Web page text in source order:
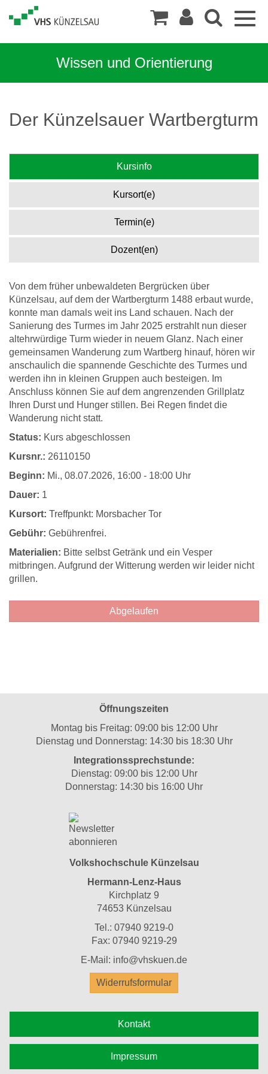
Wissen und Orientierung
Der Künzelsauer Wartbergturm
Kursinfo
Kursort(e)
Termin(e)
Dozent(en)
Von dem früher unbewaldeten Bergrücken über
Künzelsau, auf dem der Wartbergturm 1488 erbaut wurde,
konnte man damals weit ins Land schauen. Nach der
Sanierung des Turmes im Jahr 2025 erstrahlt nun dieser
altehrwürdige Turm wieder in neuem Glanz. Nach einer
gemeinsamen Wanderung zum Wartberg hinauf, hören wir
anschaulich die spannende Geschichte des Turmes und
werden ihn in kleinen Gruppen auch besteigen. Im
Anschluss können Sie auf dem angrenzenden Grillplatz
Ihren Durst und Hunger stillen. Bei Regen findet die
Wanderung nicht statt.
Status: Kurs abgeschlossen
Kursnr.: 26110150
Beginn: Mi., 08.07.2026, 16:00 - 18:00 Uhr
Dauer: 1
Kursort: Treffpunkt: Morsbacher Tor
Gebühr: Gebührenfrei.
Materialien: Bitte selbst Getränk und ein Vesper
mitbringen. Aufgrund der Witterung werden wir leider nicht
grillen.
Abgelaufen
Öffnungszeiten
Montag bis Freitag: 09:00 bis 12:00 Uhr
Dienstag und Donnerstag: 14:30 bis 18:30 Uhr
Integrationssprechstunde:
Dienstag: 09:00 bis 12:00 Uhr
Donnerstag: 14:30 bis 16:00 Uhr
Volkshochschule Künzelsau
Hermann-Lenz-Haus
Kirchplatz 9
74653 Künzelsau
Tel.: 07940 9219-0
Fax: 07940 9219-29
E-Mail: info@vhskuen.de
Widerrufsformular
Kontakt
Impressum